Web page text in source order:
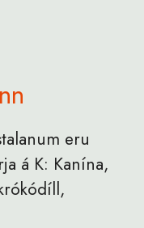
eru
á K: Kanína,